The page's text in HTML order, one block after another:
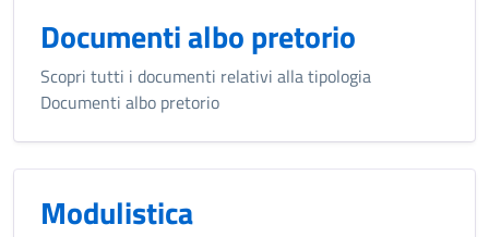
Documenti albo pretorio
Scopri tutti i documenti relativi alla tipologia
Documenti albo pretorio
Modulistica